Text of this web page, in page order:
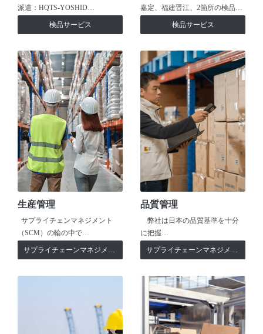
派遣：HQTS-YOSHID…
検品サービス
嘉定、福建晋江、2箇所の検品…
検品サービス
生産管理
サプライチェンマネジメント
（SCM）の輪の中で…
サプライチェーンマネジメント
品質管理
弊社は日本の品質基準を十分
に把握…
サプライチェーンマネジメント